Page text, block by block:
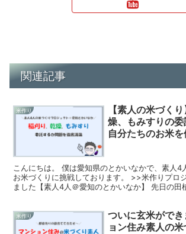
関連記事
米作り
【素人の米づく
燥、もみすりの
自分たちのお米
こんにちは。 僕は愛知県のとかいなかで、素人4
お米づくりに挑戦しております。 >>米作りプロ
ました【素人4人＠愛知のとかいなか】 先日の田
米作り
ついに玄米がで
ョン住み素人の米